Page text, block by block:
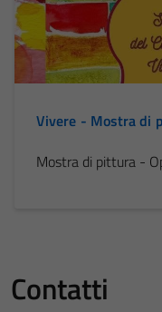
Vivere - Mostra di
Mostra di pittura -
Contatti